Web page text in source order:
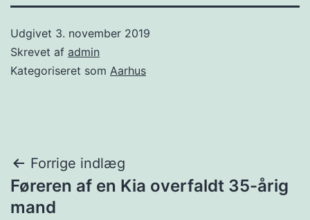
Udgivet 3. november 2019
Skrevet af admin
Kategoriseret som Aarhus
Indlægsnavigation
Forrige indlæg
Føreren af en Kia overfaldt 35-årig
mand